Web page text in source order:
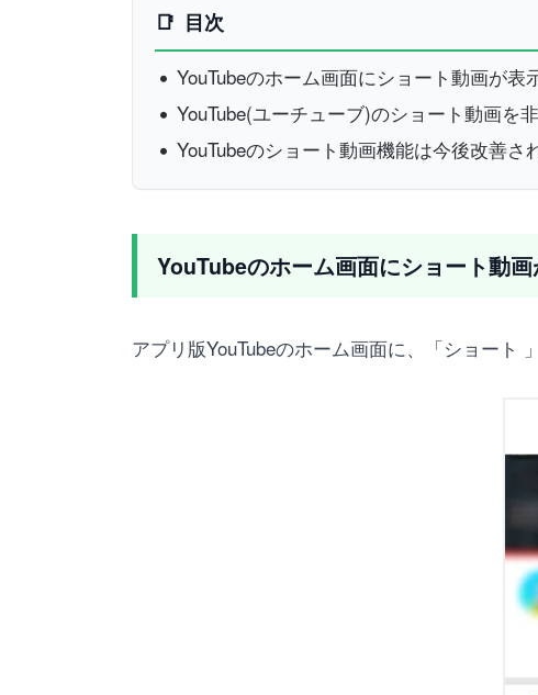
目次
YouTubeのホーム画面にショート動画が表
YouTube(ユーチューブ)のショート動画を
YouTubeのショート動画機能は今後改善さ
YouTubeのホーム画面にショート動
アプリ版YouTubeのホーム画面に、「ショート